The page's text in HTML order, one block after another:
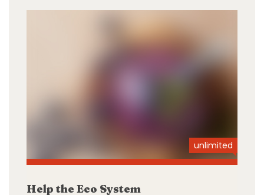
unlimited
Help the Eco System